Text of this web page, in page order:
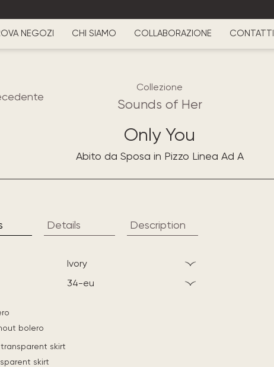
NEGOZI CHI SIAMO COLLABORAZIONE CONTATTI
Collezione
Sounds of Her
Only You
Abito da Sposa in Pizzo Linea Ad A
Details Description
ivory
34-eu
bolero
skirt
skirt